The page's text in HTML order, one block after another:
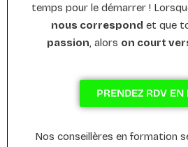
temps pour le démarrer !
nous correspond et que
passion, alors on court
PRENDEZ RDV EN
Nos conseillères en formation